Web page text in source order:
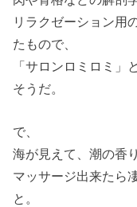
リラクゼーション用
たもので、
「サロンロミロミ」
そうだ。
で、
海が見えて、潮の香
マッサージ出来たら
と。